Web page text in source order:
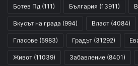
Ботев Пд (111) България (13911)
Вкусът на града (994) Власт (4084)
Гласове (5983) Градът (31292)
Живот (11039) Забавление (8401)